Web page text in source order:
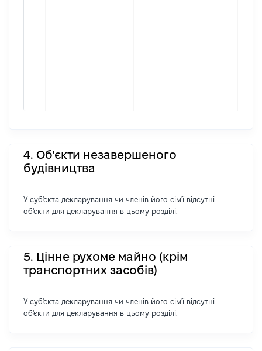
4. Об'єкти незавершеного
будівництва
У суб'єкта декларування чи членів його сім'ї відсутні
об'єкти для декларування в цьому розділі.
5. Цінне рухоме майно (крім
транспортних засобів)
У суб'єкта декларування чи членів його сім'ї відсутні
об'єкти для декларування в цьому розділі.